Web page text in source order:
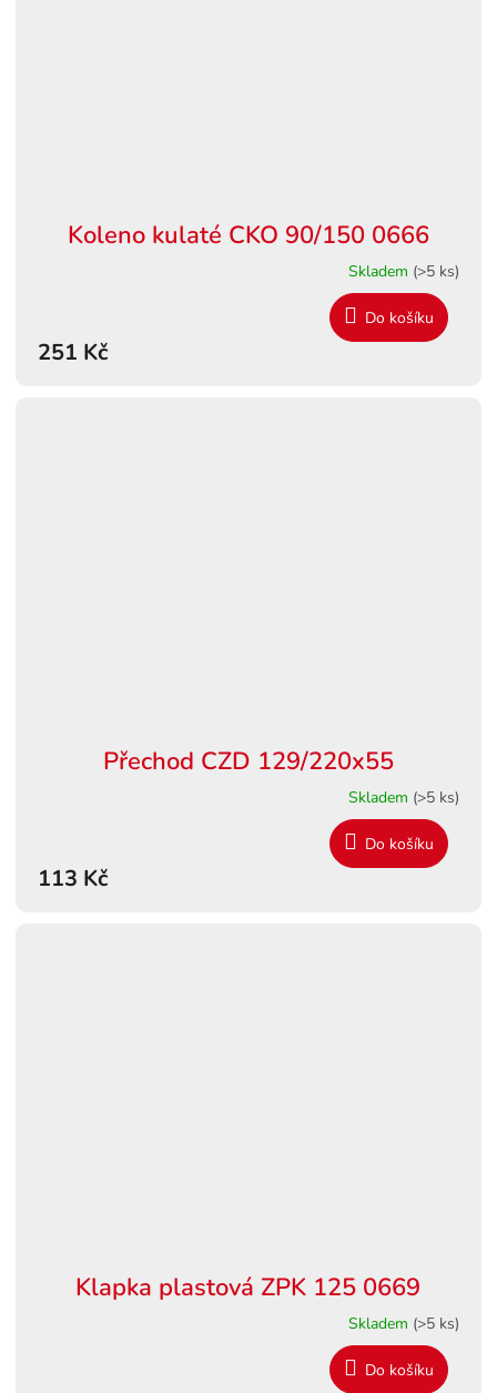
Koleno kulaté CKO 90/150 0666
Skladem (>5 ks)
251 Kč
Do košíku
Přechod CZD 129/220x55
Skladem (>5 ks)
113 Kč
Do košíku
Klapka plastová ZPK 125 0669
Skladem (>5 ks)
Do košíku